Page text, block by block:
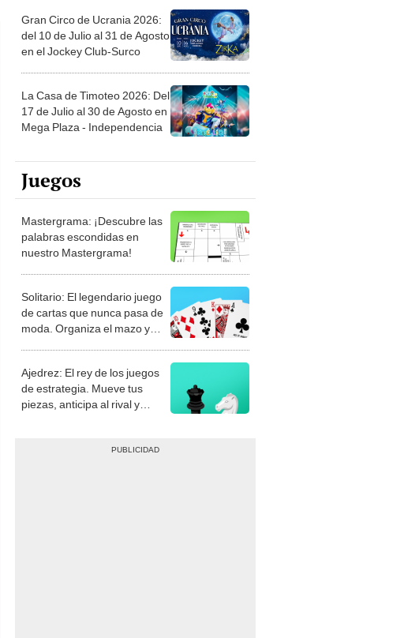
Gran Circo de Ucrania 2026:
del 10 de Julio al 31 de Agosto
en el Jockey Club-Surco
La Casa de Timoteo 2026: Del
17 de Julio al 30 de Agosto en
Mega Plaza - Independencia
Juegos
Mastergrama: ¡Descubre las
palabras escondidas en
nuestro Mastergrama!
Solitario: El legendario juego
de cartas que nunca pasa de
moda. Organiza el mazo y
Ajedrez: El rey de los juegos
de estrategia. Mueve tus
piezas, anticipa al rival y